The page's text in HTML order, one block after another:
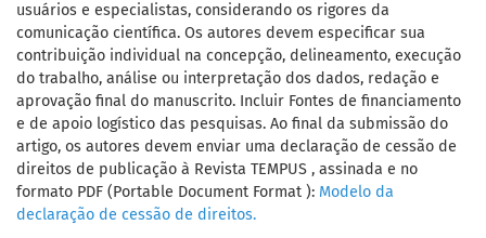
usuários e especialistas, considerando os rigores da
comunicação científica. Os autores devem especificar sua
contribuição individual na concepção, delineamento, execução
do trabalho, análise ou interpretação dos dados, redação e
aprovação final do manuscrito. Incluir Fontes de financiamento
e de apoio logístico das pesquisas. Ao final da submissão do
artigo, os autores devem enviar uma declaração de cessão de
direitos de publicação à Revista TEMPUS , assinada e no
formato PDF (Portable Document Format ): Modelo da
declaração de cessão de direitos.